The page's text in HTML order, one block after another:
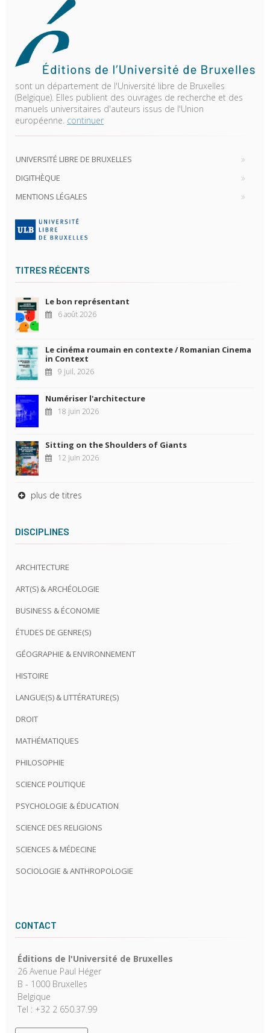
sont un département de l'Université libre de Bruxelles
(Belgique). Elles publient des ouvrages de recherche et des
manuels universitaires d'auteurs issus de l'Union
européenne. continuer
UNIVERSITÉ LIBRE DE BRUXELLES
DIGITHÈQUE
MENTIONS LÉGALES
TITRES RÉCENTS
Le bon représentant
6 août 2026
Le cinéma roumain en contexte / Romanian Cinema
in Context
9 juil. 2026
Numériser l'architecture
18 juin 2026
Sitting on the Shoulders of Giants
12 juin 2026
plus de titres
DISCIPLINES
ARCHITECTURE
ART(S) & ARCHÉOLOGIE
BUSINESS & ÉCONOMIE
ÉTUDES DE GENRE(S)
GÉOGRAPHIE & ENVIRONNEMENT
HISTOIRE
LANGUE(S) & LITTÉRATURE(S)
DROIT
MATHÉMATIQUES
PHILOSOPHIE
SCIENCE POLITIQUE
PSYCHOLOGIE & ÉDUCATION
SCIENCE DES RELIGIONS
SCIENCES & MÉDECINE
SOCIOLOGIE & ANTHROPOLOGIE
CONTACT
Éditions de l'Université de Bruxelles
26 Avenue Paul Héger
B - 1000 Bruxelles
Belgique
Tel : +32 2 650.37.99